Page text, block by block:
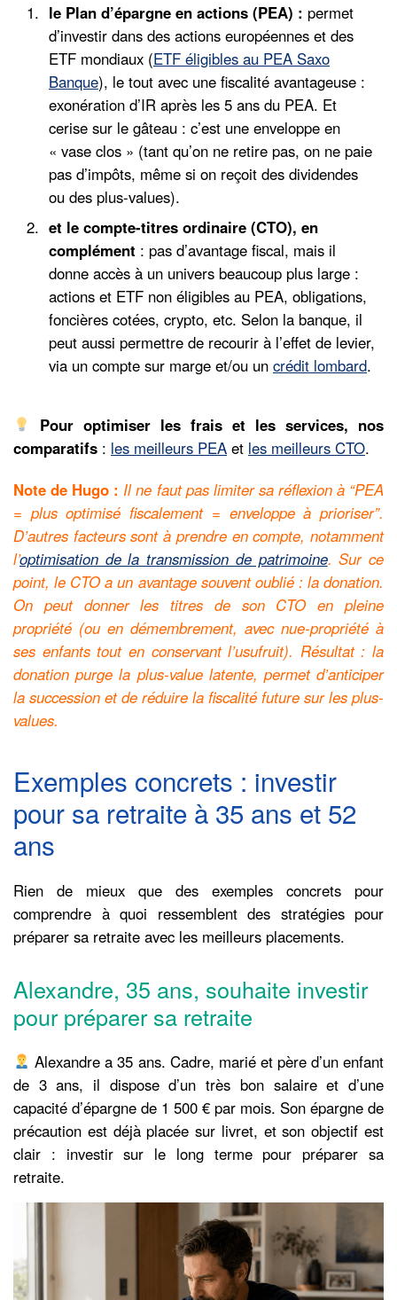
le Plan d’épargne en actions (PEA) : permet
d’investir dans des actions européennes et des
ETF mondiaux (ETF éligibles au PEA Saxo
Banque), le tout avec une fiscalité avantageuse :
exonération d’IR après les 5 ans du PEA. Et
cerise sur le gâteau : c’est une enveloppe en
« vase clos » (tant qu’on ne retire pas, on ne paie
pas d’impôts, même si on reçoit des dividendes
ou des plus-values).
et le compte-titres ordinaire (CTO), en
complément : pas d’avantage fiscal, mais il
donne accès à un univers beaucoup plus large :
actions et ETF non éligibles au PEA, obligations,
foncières cotées, crypto, etc. Selon la banque, il
peut aussi permettre de recourir à l’effet de levier,
via un compte sur marge et/ou un crédit lombard.
Pour optimiser les frais et les services, nos
comparatifs : les meilleurs PEA et les meilleurs CTO.
Note de Hugo : Il ne faut pas limiter sa réflexion à “PEA
= plus optimisé fiscalement = enveloppe à prioriser”.
D’autres facteurs sont à prendre en compte, notamment
l’optimisation de la transmission de patrimoine. Sur ce
point, le CTO a un avantage souvent oublié : la donation.
On peut donner les titres de son CTO en pleine
propriété (ou en démembrement, avec nue-propriété à
ses enfants tout en conservant l’usufruit). Résultat : la
donation purge la plus-value latente, permet d’anticiper
la succession et de réduire la fiscalité future sur les plus-
values.
Exemples concrets : investir
pour sa retraite à 35 ans et 52
ans
Rien de mieux que des exemples concrets pour
comprendre à quoi ressemblent des stratégies pour
préparer sa retraite avec les meilleurs placements.
Alexandre, 35 ans, souhaite investir
pour préparer sa retraite
Alexandre a 35 ans. Cadre, marié et père d’un enfant
de 3 ans, il dispose d’un très bon salaire et d’une
capacité d’épargne de 1 500 € par mois. Son épargne de
précaution est déjà placée sur livret, et son objectif est
clair : investir sur le long terme pour préparer sa
retraite.